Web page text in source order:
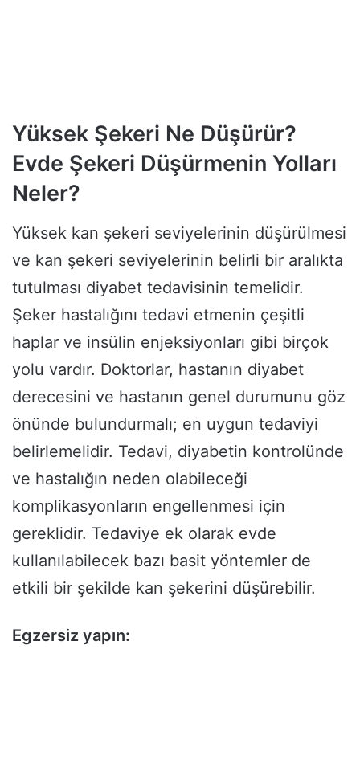
Yüksek Şekeri Ne Düşürür?
Evde Şekeri Düşürmenin Yolları
Neler?
Yüksek kan şekeri seviyelerinin düşürülmesi
ve kan şekeri seviyelerinin belirli bir aralıkta
tutulması diyabet tedavisinin temelidir.
Şeker hastalığını tedavi etmenin çeşitli
haplar ve insülin enjeksiyonları gibi birçok
yolu vardır. Doktorlar, hastanın diyabet
derecesini ve hastanın genel durumunu göz
önünde bulundurmalı; en uygun tedaviyi
belirlemelidir. Tedavi, diyabetin kontrolünde
ve hastalığın neden olabileceği
komplikasyonların engellenmesi için
gereklidir. Tedaviye ek olarak evde
kullanılabilecek bazı basit yöntemler de
etkili bir şekilde kan şekerini düşürebilir.
Egzersiz yapın: